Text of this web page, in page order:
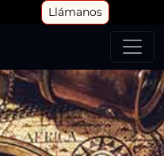
Llámanos